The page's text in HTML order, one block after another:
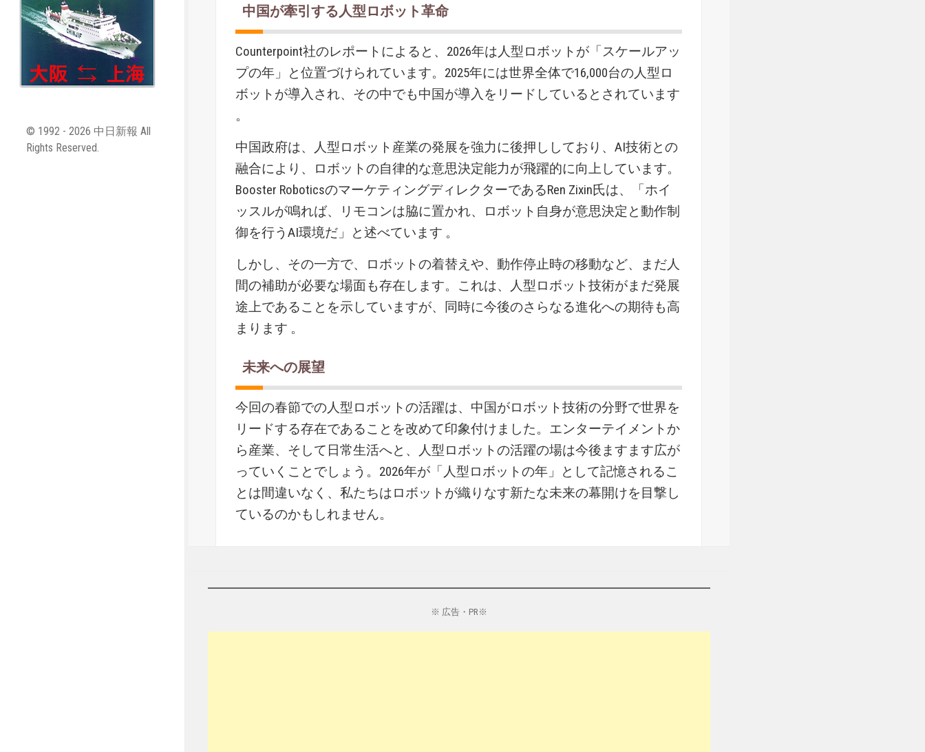
© 1992 - 2026 中日新報 All
Rights Reserved.
中国が牽引する人型ロボット革命
Counterpoint社のレポートによると、2026年は人型ロボットが「スケールアッ
プの年」と位置づけられています。2025年には世界全体で16,000台の人型ロ
ボットが導入され、その中でも中国が導入をリードしているとされています
。
中国政府は、人型ロボット産業の発展を強力に後押ししており、AI技術との
融合により、ロボットの自律的な意思決定能力が飛躍的に向上しています。
Booster RoboticsのマーケティングディレクターであるRen Zixin氏は、「ホイ
ッスルが鳴れば、リモコンは脇に置かれ、ロボット自身が意思決定と動作制
御を行うAI環境だ」と述べています 。
しかし、その一方で、ロボットの着替えや、動作停止時の移動など、まだ人
間の補助が必要な場面も存在します。これは、人型ロボット技術がまだ発展
途上であることを示していますが、同時に今後のさらなる進化への期待も高
まります 。
未来への展望
今回の春節での人型ロボットの活躍は、中国がロボット技術の分野で世界を
リードする存在であることを改めて印象付けました。エンターテイメントか
ら産業、そして日常生活へと、人型ロボットの活躍の場は今後ますます広が
っていくことでしょう。2026年が「人型ロボットの年」として記憶されるこ
とは間違いなく、私たちはロボットが織りなす新たな未来の幕開けを目撃し
ているのかもしれません。
※ 広告・PR※